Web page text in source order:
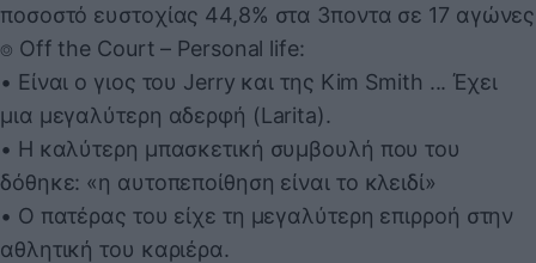
ποσοστό ευστοχίας 44,8% στα 3ποντα σε 17 αγώνες
⌾ Off the Court – Personal life:
• Είναι ο γιος του Jerry και της Kim Smith ... Έχει
μια μεγαλύτερη αδερφή (Larita).
• Η καλύτερη μπασκετική συμβουλή που του
δόθηκε: «η αυτοπεποίθηση είναι το κλειδί»
• Ο πατέρας του είχε τη μεγαλύτερη επιρροή στην
αθλητική του καριέρα.